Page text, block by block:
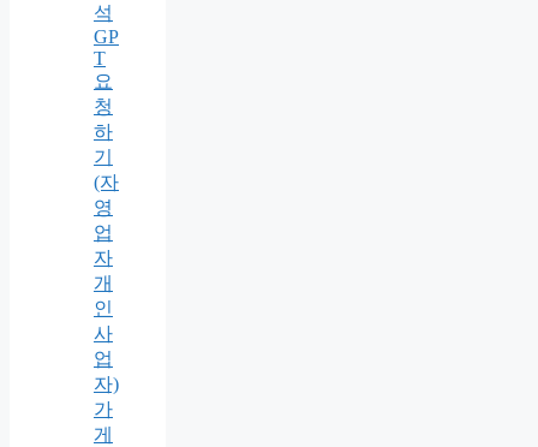
석
GP
T
요
청
하
기
(자
영
업
자
개
인
사
업
자)
가
게